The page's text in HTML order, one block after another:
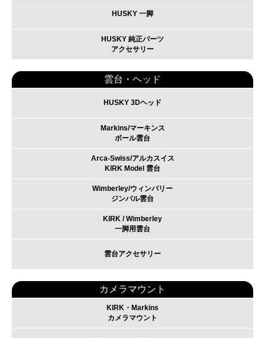
HUSKY 一脚
HUSKY 純正パーツ
アクセサリー
雲台・ヘッド
HUSKY 3Dヘッド
Markins/マーキンス
ボール雲台
Arca-Swiss/アルカスイス
KIRK Model 雲台
Wimberley/ウィンバリー
ジンバル雲台
KIRK / Wimberley
一脚用雲台
雲台アクセサリー
カメラマウント
KIRK・Markins
カメラマウント